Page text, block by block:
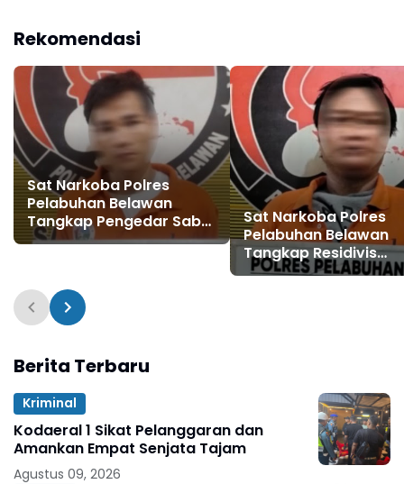
Rekomendasi
Sat Narkoba Polres
Pelabuhan Belawan
Tangkap Pengedar Sabu
di Mabar
Sat Narkoba Polres
Pelabuhan Belawan
Tangkap Residivis
Pengedar Sabu
Berita Terbaru
Kriminal
Kodaeral 1 Sikat Pelanggaran dan
Amankan Empat Senjata Tajam
Agustus 09, 2026